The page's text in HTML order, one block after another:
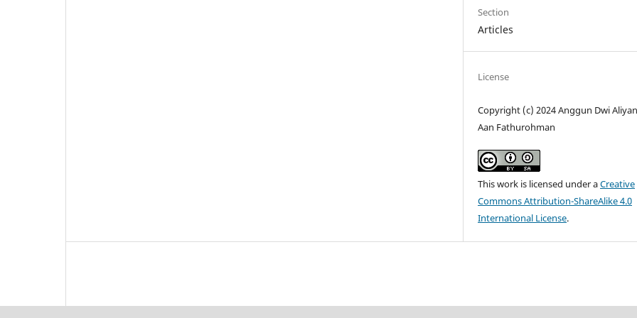
Section
Articles
License
Copyright (c) 2024 Anggun Dwi
Aan Fathurohman
This work is licensed under aCreative
Commons Attribution-ShareAlike 4.0
International License.